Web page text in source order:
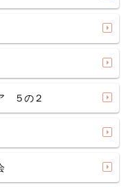
５の２